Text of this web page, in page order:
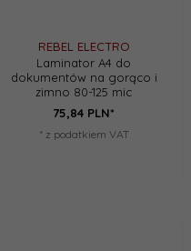
REBEL ELECTRO
Laminator A4 do
dokumentów na gorąco i
zimno 80-125 mic
75,84 PLN*
* z podatkiem VAT